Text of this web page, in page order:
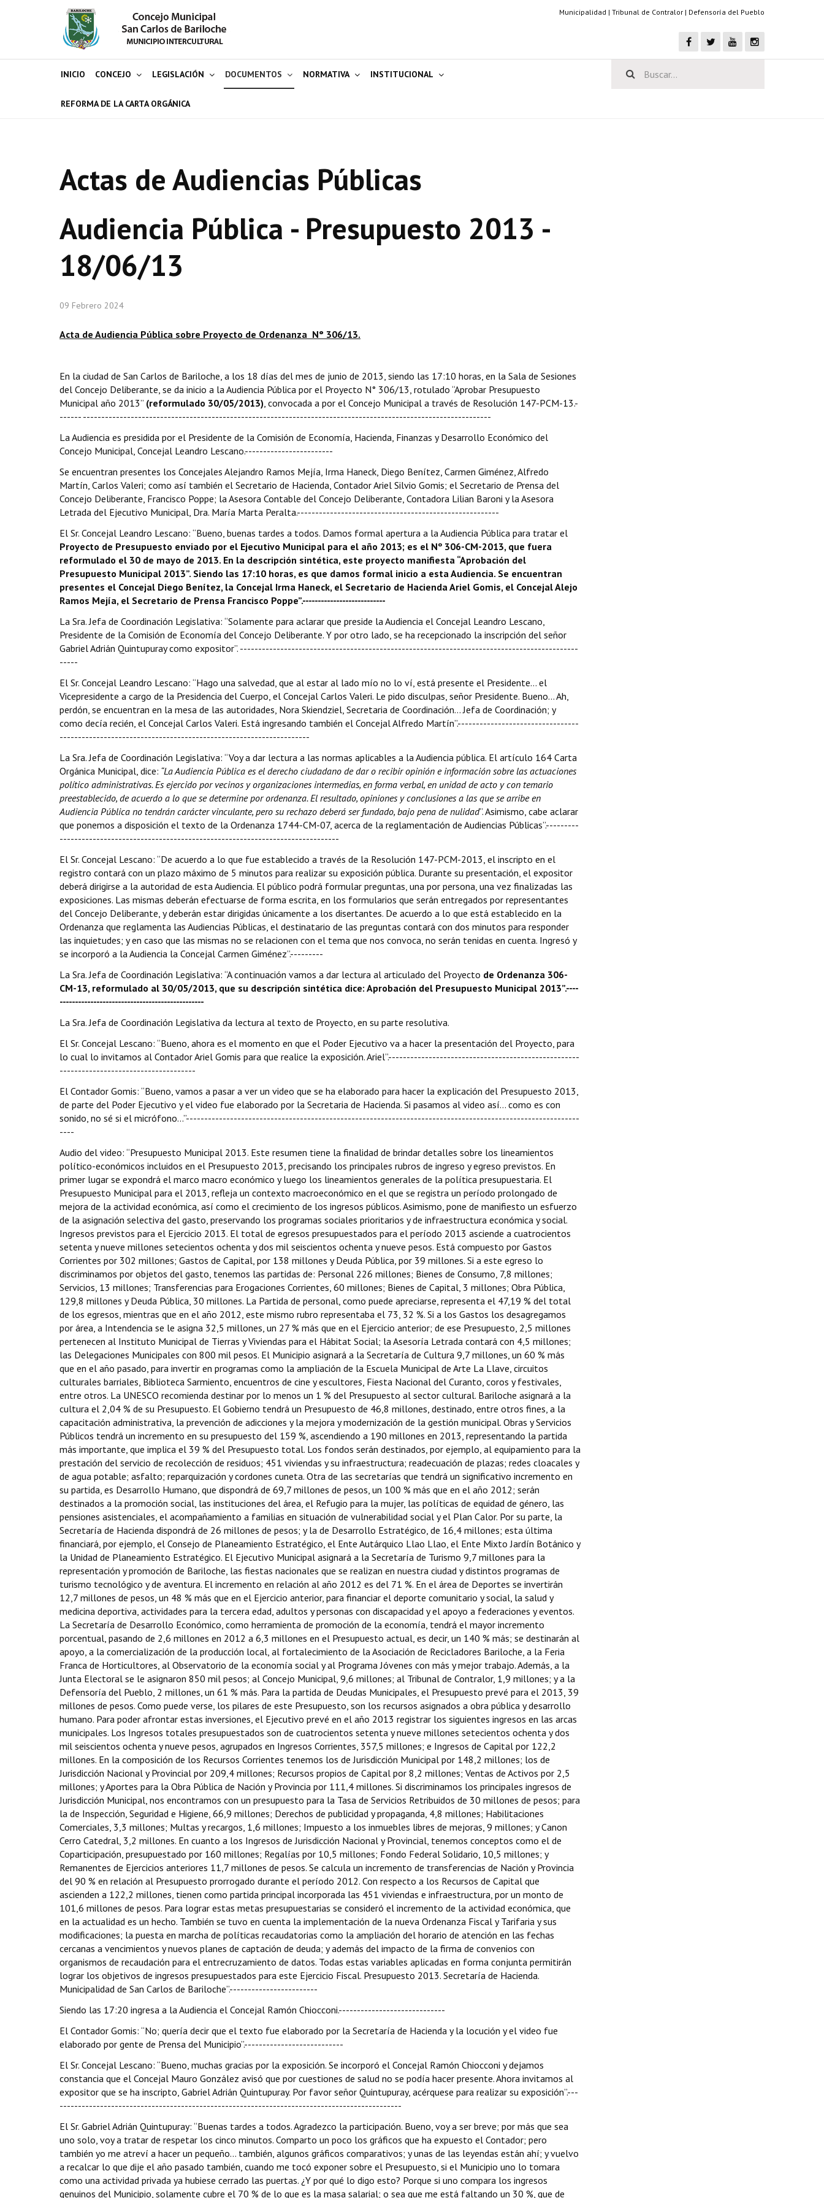
Municipalidad | Tribunal de Contralor | Defensoría del Pueblo
INICIO CONCEJO LEGISLACIÓN DOCUMENTOS NORMATIVA INSTITUCIONAL
REFORMA DE LA CARTA ORGÁNICA
Actas de Audiencias Públicas
Audiencia Pública - Presupuesto 2013 -
18/06/13
09 Febrero 2024
Acta de Audiencia Pública sobre Proyecto de Ordenanza N° 306/13.
En la ciudad de San Carlos de Bariloche, a los 18 días del mes de junio de 2013, siendo las 17:10 horas, en la Sala de Sesiones
del Concejo Deliberante, se da inicio a la Audiencia Pública por el Proyecto N° 306/13, rotulado “Aprobar Presupuesto
Municipal año 2013” (reformulado 30/05/2013), convocada a por el Concejo Municipal a través de Resolución 147-PCM-13.-
------ ---------------------------------------------------------------------------------------------------------------
La Audiencia es presidida por el Presidente de la Comisión de Economía, Hacienda, Finanzas y Desarrollo Económico del
Concejo Municipal, Concejal Leandro Lescano.------------------------
Se encuentran presentes los Concejales Alejandro Ramos Mejía, Irma Haneck, Diego Benítez, Carmen Giménez, Alfredo
Martín, Carlos Valeri; como así también el Secretario de Hacienda, Contador Ariel Silvio Gomis; el Secretario de Prensa del
Concejo Deliberante, Francisco Poppe; la Asesora Contable del Concejo Deliberante, Contadora Lilian Baroni y la Asesora
Letrada del Ejecutivo Municipal, Dra. María Marta Peralta.-------------------------------------------------------
El Sr. Concejal Leandro Lescano: “Bueno, buenas tardes a todos. Damos formal apertura a la Audiencia Pública para tratar el
Proyecto de Presupuesto enviado por el Ejecutivo Municipal para el año 2013; es el Nº 306-CM-2013, que fuera
reformulado el 30 de mayo de 2013. En la descripción sintética, este proyecto manifiesta “Aprobación del
Presupuesto Municipal 2013”. Siendo las 17:10 horas, es que damos formal inicio a esta Audiencia. Se encuentran
presentes el Concejal Diego Benítez, la Concejal Irma Haneck, el Secretario de Hacienda Ariel Gomis, el Concejal Alejo
Ramos Mejía, el Secretario de Prensa Francisco Poppe”.---------------------------
La Sra. Jefa de Coordinación Legislativa: “Solamente para aclarar que preside la Audiencia el Concejal Leandro Lescano,
Presidente de la Comisión de Economía del Concejo Deliberante. Y por otro lado, se ha recepcionado la inscripción del señor
Gabriel Adrián Quintupuray como expositor”. --------------------------------------------------------------------------------------------
-----
El Sr. Concejal Leandro Lescano: “Hago una salvedad, que al estar al lado mío no lo ví, está presente el Presidente… el
Vicepresidente a cargo de la Presidencia del Cuerpo, el Concejal Carlos Valeri. Le pido disculpas, señor Presidente. Bueno… Ah,
perdón, se encuentran en la mesa de las autoridades, Nora Skiendziel, Secretaria de Coordinación… Jefa de Coordinación; y
como decía recién, el Concejal Carlos Valeri. Está ingresando también el Concejal Alfredo Martín”.---------------------------------
--------------------------------------------------------------------
La Sra. Jefa de Coordinación Legislativa: “Voy a dar lectura a las normas aplicables a la Audiencia pública. El artículo 164 Carta
Orgánica Municipal, dice: “La Audiencia Pública es el derecho ciudadano de dar o recibir opinión e información sobre las actuaciones
político administrativas. Es ejercido por vecinos y organizaciones intermedias, en forma verbal, en unidad de acto y con temario
preestablecido, de acuerdo a lo que se determine por ordenanza. El resultado, opiniones y conclusiones a las que se arribe en
Audiencia Pública no tendrán carácter vinculante, pero su rechazo deberá ser fundado, bajo pena de nulidad”. Asimismo, cabe aclarar
que ponemos a disposición el texto de la Ordenanza 1744-CM-07, acerca de la reglamentación de Audiencias Públicas”.---------
----------------------------------------------------------------------------
El Sr. Concejal Lescano: “De acuerdo a lo que fue establecido a través de la Resolución 147-PCM-2013, el inscripto en el
registro contará con un plazo máximo de 5 minutos para realizar su exposición pública. Durante su presentación, el expositor
deberá dirigirse a la autoridad de esta Audiencia. El público podrá formular preguntas, una por persona, una vez finalizadas las
exposiciones. Las mismas deberán efectuarse de forma escrita, en los formularios que serán entregados por representantes
del Concejo Deliberante, y deberán estar dirigidas únicamente a los disertantes. De acuerdo a lo que está establecido en la
Ordenanza que reglamenta las Audiencias Públicas, el destinatario de las preguntas contará con dos minutos para responder
las inquietudes; y en caso que las mismas no se relacionen con el tema que nos convoca, no serán tenidas en cuenta. Ingresó y
se incorporó a la Audiencia la Concejal Carmen Giménez”.---------
La Sra. Jefa de Coordinación Legislativa: “A continuación vamos a dar lectura al articulado del Proyecto de Ordenanza 306-
CM-13, reformulado al 30/05/2013, que su descripción sintética dice: Aprobación del Presupuesto Municipal 2013”.----
-----------------------------------------------
La Sra. Jefa de Coordinación Legislativa da lectura al texto de Proyecto, en su parte resolutiva.
El Sr. Concejal Lescano: “Bueno, ahora es el momento en que el Poder Ejecutivo va a hacer la presentación del Proyecto, para
lo cual lo invitamos al Contador Ariel Gomis para que realice la exposición. Ariel”.----------------------------------------------------
-------------------------------------
El Contador Gomis: “Bueno, vamos a pasar a ver un video que se ha elaborado para hacer la explicación del Presupuesto 2013,
de parte del Poder Ejecutivo y el video fue elaborado por la Secretaria de Hacienda. Si pasamos al video así… como es con
sonido, no sé si el micrófono…”-----------------------------------------------------------------------------------------------------------
----
Audio del video: “Presupuesto Municipal 2013. Este resumen tiene la finalidad de brindar detalles sobre los lineamientos
político-económicos incluidos en el Presupuesto 2013, precisando los principales rubros de ingreso y egreso previstos. En
primer lugar se expondrá el marco macro económico y luego los lineamientos generales de la política presupuestaria. El
Presupuesto Municipal para el 2013, refleja un contexto macroeconómico en el que se registra un período prolongado de
mejora de la actividad económica, así como el crecimiento de los ingresos públicos. Asimismo, pone de manifiesto un esfuerzo
de la asignación selectiva del gasto, preservando los programas sociales prioritarios y de infraestructura económica y social.
Ingresos previstos para el Ejercicio 2013. El total de egresos presupuestados para el período 2013 asciende a cuatrocientos
setenta y nueve millones setecientos ochenta y dos mil seiscientos ochenta y nueve pesos. Está compuesto por Gastos
Corrientes por 302 millones; Gastos de Capital, por 138 millones y Deuda Pública, por 39 millones. Si a este egreso lo
discriminamos por objetos del gasto, tenemos las partidas de: Personal 226 millones; Bienes de Consumo, 7,8 millones;
Servicios, 13 millones; Transferencias para Erogaciones Corrientes, 60 millones; Bienes de Capital, 3 millones; Obra Pública,
129,8 millones y Deuda Pública, 30 millones. La Partida de personal, como puede apreciarse, representa el 47,19 % del total
de los egresos, mientras que en el año 2012, este mismo rubro representaba el 73, 32 %. Si a los Gastos los desagregamos
por área, a Intendencia se le asigna 32,5 millones, un 27 % más que en el Ejercicio anterior; de ese Presupuesto, 2,5 millones
pertenecen al Instituto Municipal de Tierras y Viviendas para el Hábitat Social; la Asesoría Letrada contará con 4,5 millones;
las Delegaciones Municipales con 800 mil pesos. El Municipio asignará a la Secretaría de Cultura 9,7 millones, un 60 % más
que en el año pasado, para invertir en programas como la ampliación de la Escuela Municipal de Arte La Llave, circuitos
culturales barriales, Biblioteca Sarmiento, encuentros de cine y escultores, Fiesta Nacional del Curanto, coros y festivales,
entre otros. La UNESCO recomienda destinar por lo menos un 1 % del Presupuesto al sector cultural. Bariloche asignará a la
cultura el 2,04 % de su Presupuesto. El Gobierno tendrá un Presupuesto de 46,8 millones, destinado, entre otros fines, a la
capacitación administrativa, la prevención de adicciones y la mejora y modernización de la gestión municipal. Obras y Servicios
Públicos tendrá un incremento en su presupuesto del 159 %, ascendiendo a 190 millones en 2013, representando la partida
más importante, que implica el 39 % del Presupuesto total. Los fondos serán destinados, por ejemplo, al equipamiento para la
prestación del servicio de recolección de residuos; 451 viviendas y su infraestructura; readecuación de plazas; redes cloacales y
de agua potable; asfalto; reparquización y cordones cuneta. Otra de las secretarías que tendrá un significativo incremento en
su partida, es Desarrollo Humano, que dispondrá de 69,7 millones de pesos, un 100 % más que en el año 2012; serán
destinados a la promoción social, las instituciones del área, el Refugio para la mujer, las políticas de equidad de género, las
pensiones asistenciales, el acompañamiento a familias en situación de vulnerabilidad social y el Plan Calor. Por su parte, la
Secretaría de Hacienda dispondrá de 26 millones de pesos; y la de Desarrollo Estratégico, de 16,4 millones; esta última
financiará, por ejemplo, el Consejo de Planeamiento Estratégico, el Ente Autárquico Llao Llao, el Ente Mixto Jardín Botánico y
la Unidad de Planeamiento Estratégico. El Ejecutivo Municipal asignará a la Secretaría de Turismo 9,7 millones para la
representación y promoción de Bariloche, las fiestas nacionales que se realizan en nuestra ciudad y distintos programas de
turismo tecnológico y de aventura. El incremento en relación al año 2012 es del 71 %. En el área de Deportes se invertirán
12,7 millones de pesos, un 48 % más que en el Ejercicio anterior, para financiar el deporte comunitario y social, la salud y
medicina deportiva, actividades para la tercera edad, adultos y personas con discapacidad y el apoyo a federaciones y eventos.
La Secretaría de Desarrollo Económico, como herramienta de promoción de la economía, tendrá el mayor incremento
porcentual, pasando de 2,6 millones en 2012 a 6,3 millones en el Presupuesto actual, es decir, un 140 % más; se destinarán al
apoyo, a la comercialización de la producción local, al fortalecimiento de la Asociación de Recicladores Bariloche, a la Feria
Franca de Horticultores, al Observatorio de la economía social y al Programa Jóvenes con más y mejor trabajo. Además, a la
Junta Electoral se le asignaron 850 mil pesos; al Concejo Municipal, 9,6 millones; al Tribunal de Contralor, 1,9 millones; y a la
Defensoría del Pueblo, 2 millones, un 61 % más. Para la partida de Deudas Municipales, el Presupuesto prevé para el 2013, 39
millones de pesos. Como puede verse, los pilares de este Presupuesto, son los recursos asignados a obra pública y desarrollo
humano. Para poder afrontar estas inversiones, el Ejecutivo prevé en el año 2013 registrar los siguientes ingresos en las arcas
municipales. Los Ingresos totales presupuestados son de cuatrocientos setenta y nueve millones setecientos ochenta y dos
mil seiscientos ochenta y nueve pesos, agrupados en Ingresos Corrientes, 357,5 millones; e Ingresos de Capital por 122,2
millones. En la composición de los Recursos Corrientes tenemos los de Jurisdicción Municipal por 148,2 millones; los de
Jurisdicción Nacional y Provincial por 209,4 millones; Recursos propios de Capital por 8,2 millones; Ventas de Activos por 2,5
millones; y Aportes para la Obra Pública de Nación y Provincia por 111,4 millones. Si discriminamos los principales ingresos de
Jurisdicción Municipal, nos encontramos con un presupuesto para la Tasa de Servicios Retribuidos de 30 millones de pesos; para
la de Inspección, Seguridad e Higiene, 66,9 millones; Derechos de publicidad y propaganda, 4,8 millones; Habilitaciones
Comerciales, 3,3 millones; Multas y recargos, 1,6 millones; Impuesto a los inmuebles libres de mejoras, 9 millones; y Canon
Cerro Catedral, 3,2 millones. En cuanto a los Ingresos de Jurisdicción Nacional y Provincial, tenemos conceptos como el de
Coparticipación, presupuestado por 160 millones; Regalías por 10,5 millones; Fondo Federal Solidario, 10,5 millones; y
Remanentes de Ejercicios anteriores 11,7 millones de pesos. Se calcula un incremento de transferencias de Nación y Provincia
del 90 % en relación al Presupuesto prorrogado durante el período 2012. Con respecto a los Recursos de Capital que
ascienden a 122,2 millones, tienen como partida principal incorporada las 451 viviendas e infraestructura, por un monto de
101,6 millones de pesos. Para lograr estas metas presupuestarias se consideró el incremento de la actividad económica, que
en la actualidad es un hecho. También se tuvo en cuenta la implementación de la nueva Ordenanza Fiscal y Tarifaria y sus
modificaciones; la puesta en marcha de políticas recaudatorias como la ampliación del horario de atención en las fechas
cercanas a vencimientos y nuevos planes de captación de deuda; y además del impacto de la firma de convenios con
organismos de recaudación para el entrecruzamiento de datos. Todas estas variables aplicadas en forma conjunta permitirán
lograr los objetivos de ingresos presupuestados para este Ejercicio Fiscal. Presupuesto 2013. Secretaría de Hacienda.
Municipalidad de San Carlos de Bariloche”.------------------------
Siendo las 17:20 ingresa a la Audiencia el Concejal Ramón Chiocconi.-----------------------------
El Contador Gomis: “No; quería decir que el texto fue elaborado por la Secretaría de Hacienda y la locución y el video fue
elaborado por gente de Prensa del Municipio”.---------------------------
El Sr. Concejal Lescano: “Bueno, muchas gracias por la exposición. Se incorporó el Concejal Ramón Chiocconi y dejamos
constancia que el Concejal Mauro González avisó que por cuestiones de salud no se podía hacer presente. Ahora invitamos al
expositor que se ha inscripto, Gabriel Adrián Quintupuray. Por favor señor Quintupuray, acérquese para realizar su exposición”.---
---------------------------------------------------------------------------------------------
El Sr. Gabriel Adrián Quintupuray: “Buenas tardes a todos. Agradezco la participación. Bueno, voy a ser breve; por más que sea
uno solo, voy a tratar de respetar los cinco minutos. Comparto un poco los gráficos que ha expuesto el Contador; pero
también yo me atreví a hacer un pequeño… también, algunos gráficos comparativos; y unas de las leyendas están ahí; y vuelvo
a recalcar lo que dije el año pasado también, cuando me tocó exponer sobre el Presupuesto, si el Municipio uno lo tomara
como una actividad privada ya hubiese cerrado las puertas. ¿Y por qué lo digo esto? Porque si uno compara los ingresos
genuinos del Municipio, solamente cubre el 70 % de lo que es la masa salarial; o sea que me está faltando un 30 %, que de